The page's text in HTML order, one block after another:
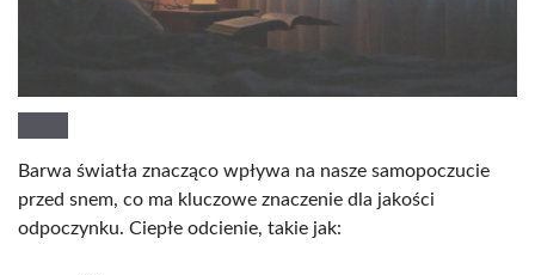
Barwa światła znacząco wpływa na nasze samopoczucie
przed snem, co ma kluczowe znaczenie dla jakości
odpoczynku. Ciepłe odcienie, takie jak: